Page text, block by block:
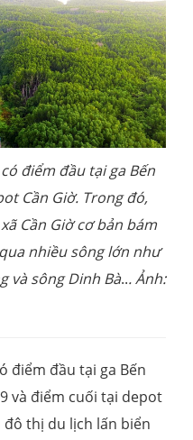
điểm đầu tại ga Bến
Cần Giờ. Trong đó,
Cần Giờ cơ bản bám
nhiều sông lớn như
và sông Dinh Bà... Ảnh:
điểm đầu tại ga Bến
và điểm cuối tại depot
đô thị du lịch lấn biển